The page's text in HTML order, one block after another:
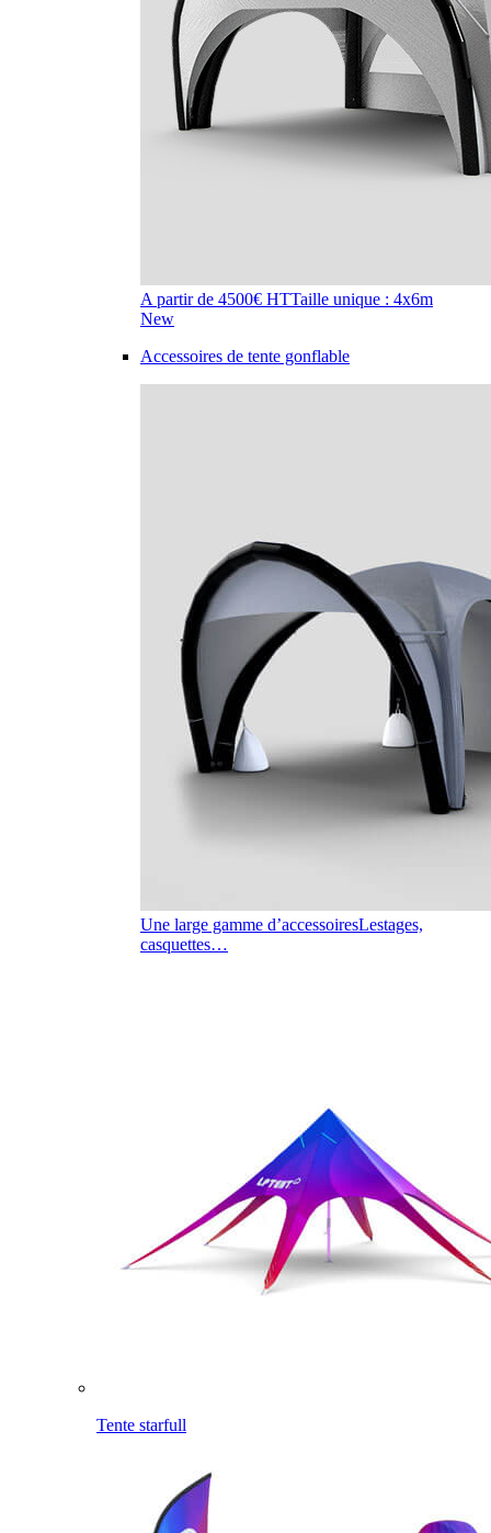
A partir de 4500€ HTTaille unique : 4x6m
New
Accessoires de tente gonflable
Une large gamme d’accessoiresLestages,
casquettes…
Tente starfull